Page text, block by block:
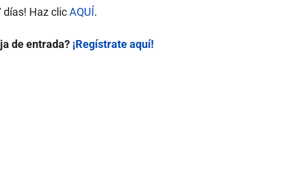
días! Haz clicAQUÍ.
de entrada? ¡Regístrate aquí!